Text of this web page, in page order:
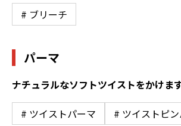
# ブリーチ
パーマ
ナチュラルなソフトツイストをかけます
# ツイストパーマ # ツイストピ